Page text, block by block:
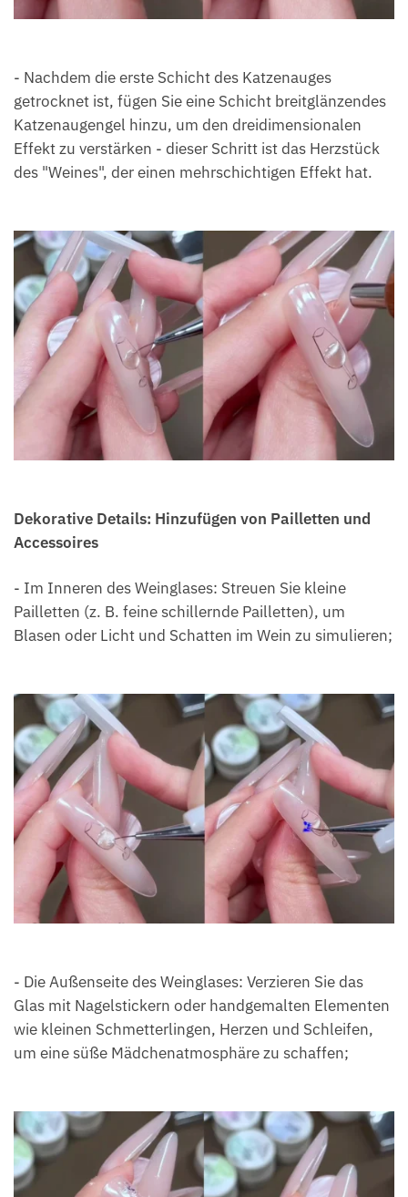
- Nachdem die erste Schicht des Katzenauges
getrocknet ist, fügen Sie eine Schicht breitglänzendes
Katzenaugengel hinzu, um den dreidimensionalen
Effekt zu verstärken - dieser Schritt ist das Herzstück
des "Weines", der einen mehrschichtigen Effekt hat.
Dekorative Details: Hinzufügen von Pailletten und
Accessoires
- Im Inneren des Weinglases: Streuen Sie kleine
Pailletten (z. B. feine schillernde Pailletten), um
Blasen oder Licht und Schatten im Wein zu simulieren;
- Die Außenseite des Weinglases: Verzieren Sie das
Glas mit Nagelstickern oder handgemalten Elementen
wie kleinen Schmetterlingen, Herzen und Schleifen,
um eine süße Mädchenatmosphäre zu schaffen;